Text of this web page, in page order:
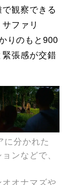
観察できる
ファリ
りのもと900
張感が交錯
に分かれた
ンなどで、
オナマズや